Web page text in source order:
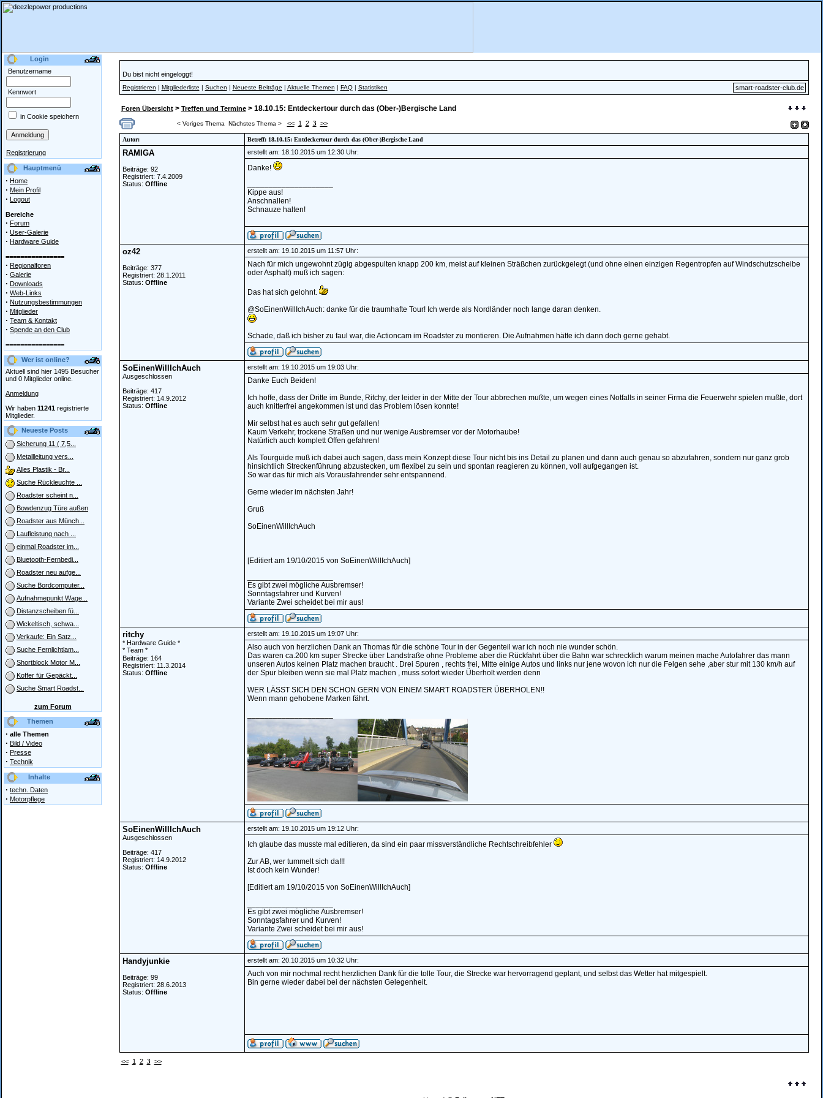
Login
Benutzername
Kennwort
in Cookie speichern
Registrierung
Hauptmenü
· Home
· Mein Profil
· Logout
Bereiche
· Forum
· User-Galerie
· Hardware Guide
================
· Regionalforen
· Galerie
· Downloads
· Web-Links
· Nutzungsbestimmungen
· Mitglieder
· Team & Kontakt
· Spende an den Club
================
Wer ist online?
Aktuell sind hier 1495 Besucher
und 0 Mitglieder online.
Anmeldung
Wir haben 11241 registrierte
Mitglieder.
Neueste Posts
Sicherung 11 ( 7,5...
Metallleitung vers...
Alles Plastik - Br...
Suche Rückleuchte ...
Roadster scheint n...
Bowdenzug Türe außen
Roadster aus Münch...
Laufleistung nach ...
einmal Roadster im...
Bluetooth-Fernbedi...
Roadster neu aufge...
Suche Bordcomputer...
Aufnahmepunkt Wage...
Distanzscheiben fü...
Wickeltisch, schwa...
Verkaufe: Ein Satz...
Suche Fernlichtlam...
Shortblock Motor M...
Koffer für Gepäckt...
Suche Smart Roadst...
zum Forum
Themen
· alle Themen
· Bild / Video
· Presse
· Technik
Inhalte
· techn. Daten
· Motorpflege
Du bist nicht eingeloggt!
Registrieren | Mitgliederliste | Suchen | Neueste Beiträge | Aktuelle Themen | FAQ| Statistiken smart-roadster-club.de
Foren Übersicht> Treffen und Termine> 18.10.15: Entdeckertour durch das (Ober-)Bergische Land
< Voriges Thema Nächstes Thema > << 1 2 3 >>
Autor: Betreff: 18.10.15: Entdeckertour durch das (Ober-)Bergische Land
RAMIGA
Beiträge: 92
Registriert: 7.4.2009
Status: Offline
erstellt am: 18.10.2015 um 12:30 Uhr:
Danke!
Kippe aus!
Anschnallen!
Schnauze halten!
oz42
Beiträge: 377
Registriert: 28.1.2011
Status: Offline
erstellt am: 19.10.2015 um 11:57 Uhr:
Nach für mich ungewohnt zügig abgespulten knapp 200 km, meist auf kleinen Sträßchen zurückgelegt (und ohne einen einzigen Regentropfen auf Windschutzscheibe
oder Asphalt) muß ich sagen:
Das hat sich gelohnt.
@SoEinenWillIchAuch: danke für die traumhafte Tour! Ich werde als Nordländer noch lange daran denken.
Schade, daß ich bisher zu faul war, die Actioncam im Roadster zu montieren. Die Aufnahmen hätte ich dann doch gerne gehabt.
SoEinenWillIchAuch
Ausgeschlossen
Beiträge: 417
Registriert: 14.9.2012
Status: Offline
erstellt am: 19.10.2015 um 19:03 Uhr:
Danke Euch Beiden!
Ich hoffe, dass der Dritte im Bunde, Ritchy, der leider in der Mitte der Tour abbrechen mußte, um wegen eines Notfalls in seiner Firma die Feuerwehr spielen mußte, dort
auch knitterfrei angekommen ist und das Problem lösen konnte!
Mir selbst hat es auch sehr gut gefallen!
Kaum Verkehr, trockene Straßen und nur wenige Ausbremser vor der Motorhaube!
Natürlich auch komplett Offen gefahren!
Als Tourguide muß ich dabei auch sagen, dass mein Konzept diese Tour nicht bis ins Detail zu planen und dann auch genau so abzufahren, sondern nur ganz grob
hinsichtlich Streckenführung abzustecken, um flexibel zu sein und spontan reagieren zu können, voll aufgegangen ist.
So war das für mich als Vorausfahrender sehr entspannend.
Gerne wieder im nächsten Jahr!
Gruß
SoEinenWillIchAuch
[Editiert am 19/10/2015 von SoEinenWillIchAuch]
Es gibt zwei mögliche Ausbremser!
Sonntagsfahrer und Kurven!
Variante Zwei scheidet bei mir aus!
ritchy
* Hardware Guide *
* Team *
Beiträge: 164
Registriert: 11.3.2014
Status: Offline
erstellt am: 19.10.2015 um 19:07 Uhr:
Also auch von herzlichen Dank an Thomas für die schöne Tour in der Gegenteil war ich noch nie wunder schön.
Das waren ca.200 km super Strecke über Landstraße ohne Probleme aber die Rückfahrt über die Bahn war schrecklich warum meinen mache Autofahrer das mann
unseren Autos keinen Platz machen braucht . Drei Spuren , rechts frei, Mitte einige Autos und links nur jene wovon ich nur die Felgen sehe ,aber stur mit 130 km/h auf
der Spur bleiben wenn sie mal Platz machen , muss sofort wieder Überholt werden denn
WER LÄSST SICH DEN SCHON GERN VON EINEM SMART ROADSTER ÜBERHOLEN!!
Wenn mann gehobene Marken fährt.
SoEinenWillIchAuch
Ausgeschlossen
Beiträge: 417
Registriert: 14.9.2012
Status: Offline
erstellt am: 19.10.2015 um 19:12 Uhr:
Ich glaube das musste mal editieren, da sind ein paar missverständliche Rechtschreibfehler
Zur AB, wer tummelt sich da!!!
Ist doch kein Wunder!
[Editiert am 19/10/2015 von SoEinenWillIchAuch]
Es gibt zwei mögliche Ausbremser!
Sonntagsfahrer und Kurven!
Variante Zwei scheidet bei mir aus!
Handyjunkie
Beiträge: 99
Registriert: 28.6.2013
Status: Offline
erstellt am: 20.10.2015 um 10:32 Uhr:
Auch von mir nochmal recht herzlichen Dank für die tolle Tour, die Strecke war hervorragend geplant, und selbst das Wetter hat mitgespielt.
Bin gerne wieder dabei bei der nächsten Gelegenheit.
<< 1 2 3 >>